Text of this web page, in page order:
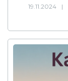
19.11.2024 |